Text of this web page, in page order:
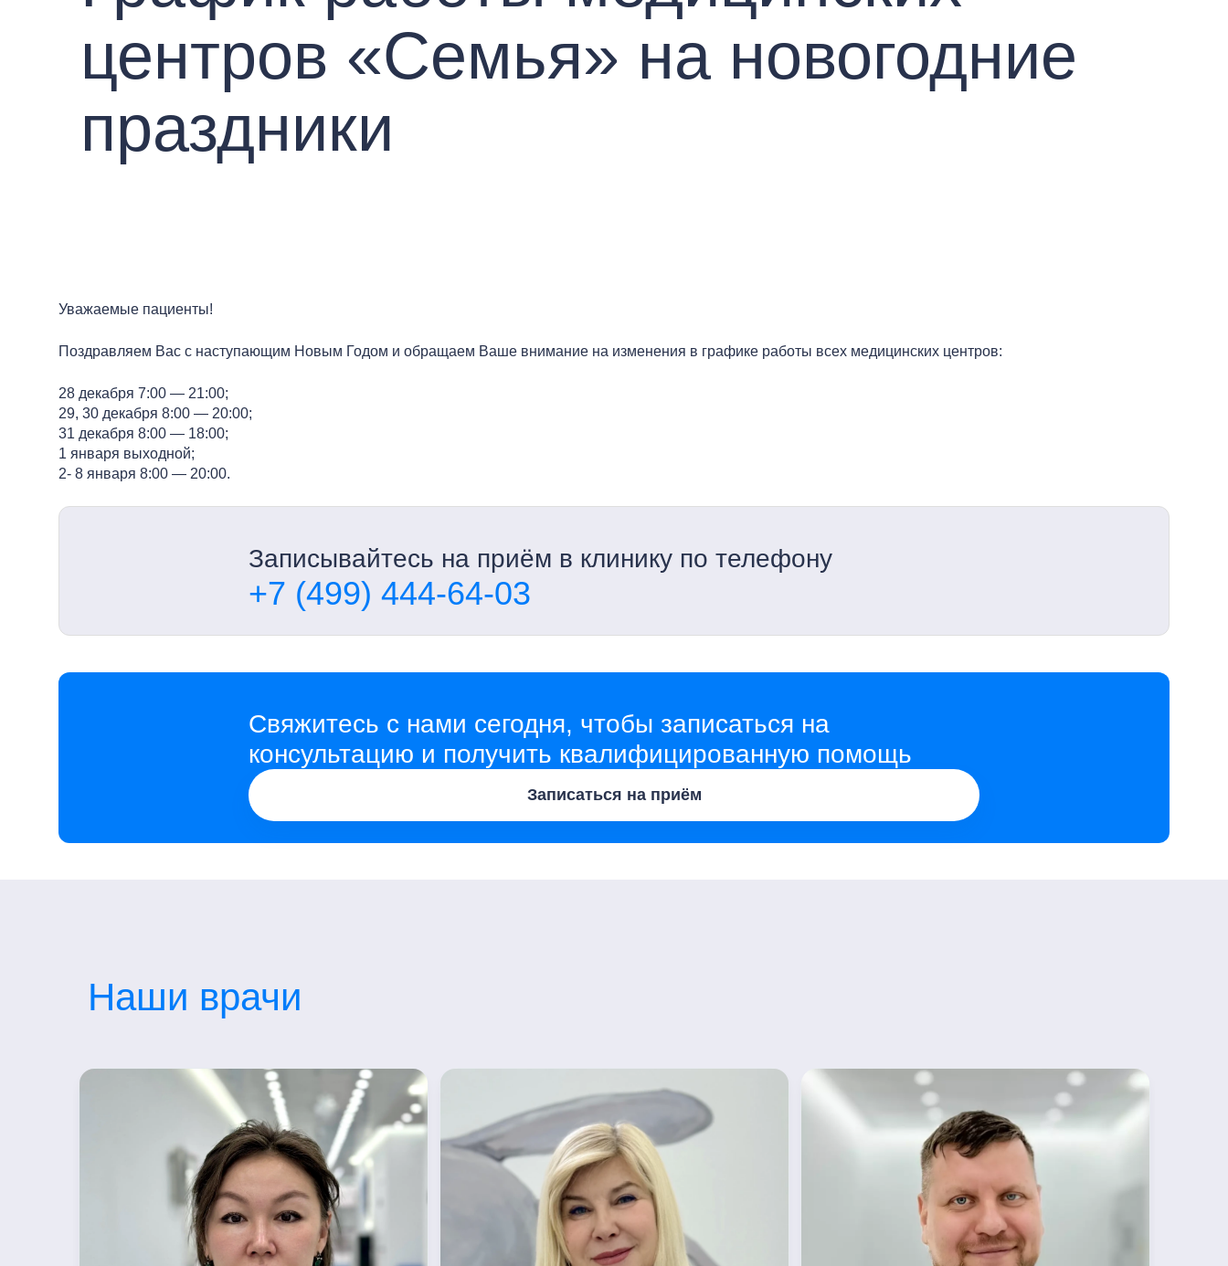
центров «Семья» на новогодние
праздники
Уважаемые пациенты!
Поздравляем Вас с наступающим Новым Годом и обращаем Ваше внимание на изменения в графике работы всех медицинских центров:
28 декабря 7:00 — 21:00;
29, 30 декабря 8:00 — 20:00;
31 декабря 8:00 — 18:00;
1 января выходной;
2- 8 января 8:00 — 20:00.
Записывайтесь на приём в клинику по телефону
+7 (499) 444-64-03
Свяжитесь с нами сегодня, чтобы записаться на
консультацию и получить квалифицированную помощь
Записаться на приём
Наши врачи